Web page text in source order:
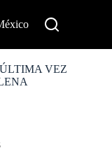
VEZ